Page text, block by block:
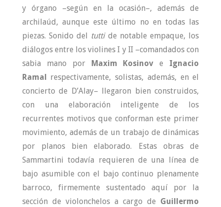
y órgano –según en la ocasión–, además de
archilaúd, aunque este último no en todas las
piezas. Sonido del tuttide notable empaque, los
diálogos entre los violines I y II –comandados con
sabia mano por
Maxim Kosinov e Ignacio
Ramal
respectivamente, solistas, además, en el
concierto de D’Alay– llegaron bien construidos,
con una elaboración inteligente de los
recurrentes motivos que conforman este primer
movimiento, además de un trabajo de dinámicas
por planos bien elaborado. Estas obras de
Sammartini todavía requieren de una línea de
bajo asumible con el bajo continuo plenamente
barroco, firmemente sustentado aquí por la
sección de violonchelos a cargo de Guillermo